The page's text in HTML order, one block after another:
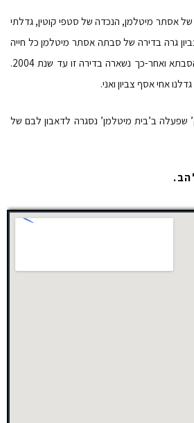
של אסתר מיטלמן, הנכדה של סטפי קוטין, גדלתי
גרה בדירה של סבתה אסתר מיטלמן כל חייה
הבוגרים, בהתחלה יחד עם הסבתא ואחר-כך נשארה בדירה זו עד שנת 2004.
אחי אסף צביון ואני.
ב’בית מיטלמן’ נסגרה לדאבון לבם של